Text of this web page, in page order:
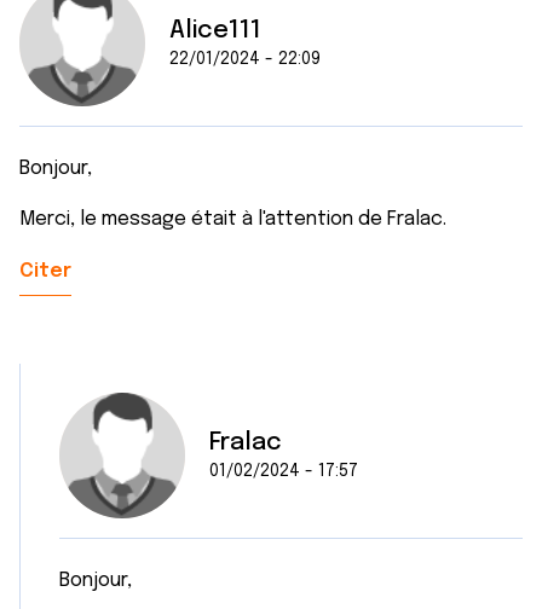
Alice111
22/01/2024 - 22:09
Bonjour,
Merci, le message était à l'attention de Fralac.
Citer
Fralac
01/02/2024 - 17:57
Bonjour,